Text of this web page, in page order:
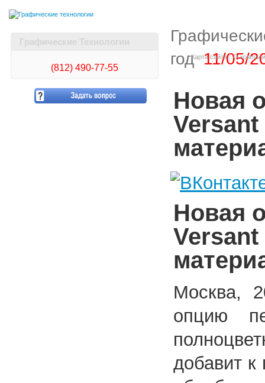
Карта сайта О
Графические Технологии
(812) 490-77-55
год 11/05/
Новая
Новая
Москва,
опцию
добавит